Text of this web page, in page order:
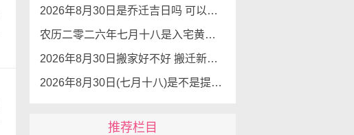
2026年8月30日是乔迁吉日吗 可以搬新家么
农历二零二六年七月十八是入宅黄道吉日吗 2026年8月30日可以入宅搬入新家吗
2026年8月30日搬家好不好 搬迁新居吉利么
2026年8月30日(七月十八)是不是提车吉日 可以提新车吗
推荐栏目